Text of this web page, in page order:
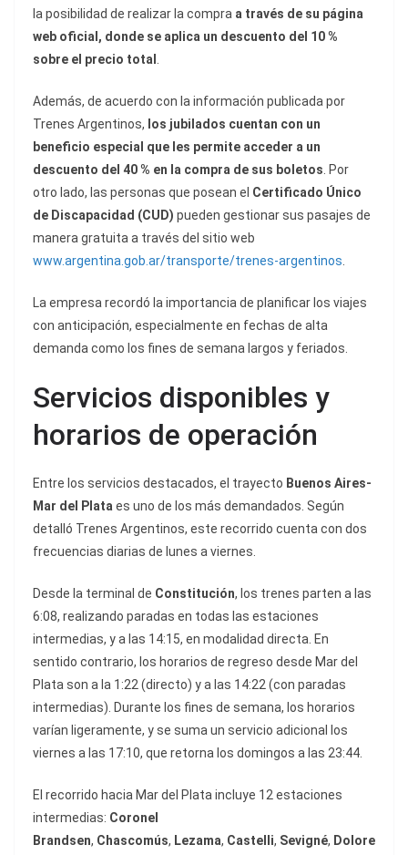
la posibilidad de realizar la compra a través de su página
web oficial, donde se aplica un descuento del 10 %
sobre el precio total .
Además, de acuerdo con la información publicada por
Trenes Argentinos, los jubilados cuentan con un
beneficio especial que les permite acceder a un
descuento del 40 % en la compra de sus boletos. Por
otro lado, las personas que posean el Certificado Único
de Discapacidad (CUD) pueden gestionar sus pasajes de
manera gratuita a través del sitio web
www.argentina.gob.ar/transporte/trenes-argentinos.
La empresa recordó la importancia de planificar los viajes
con anticipación, especialmente en fechas de alta
demanda como los fines de semana largos y feriados.
Servicios disponibles y
horarios de operación
Entre los servicios destacados, el trayecto Buenos Aires-
Mar del Plataes uno de los más demandados. Según
detalló Trenes Argentinos, este recorrido cuenta con dos
frecuencias diarias de lunes a viernes.
Desde la terminal de Constitución, los trenes parten a las
6:08, realizando paradas en todas las estaciones
intermedias, y a las 14:15, en modalidad directa. En
sentido contrario, los horarios de regreso desde Mar del
Plata son a la 1:22 (directo) y a las 14:22 (con paradas
intermedias). Durante los fines de semana, los horarios
varían ligeramente, y se suma un servicio adicional los
viernes a las 17:10, que retorna los domingos a las 23:44.
El recorrido hacia Mar del Plata incluye 12 estaciones
intermedias: Coronel
Brandsen, Chascomús, Lezama, Castelli, Sevigné, Dolore